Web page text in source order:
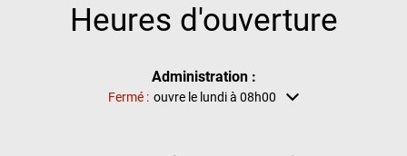
Heures d'ouverture
Administration :
Cliquez pour masquer d'autres heures d'ouverture ou de
Fermé : ouvre le lundi à 08h00